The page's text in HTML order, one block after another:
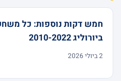
חמש דקות נוספות: כל
ביורוליג 2010-2022
2 ביולי 2026